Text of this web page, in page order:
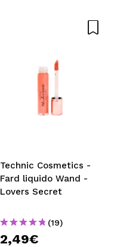
Technic Cosmetics -
Fard liquido Wand -
Lovers Secret
(19)
2,49€